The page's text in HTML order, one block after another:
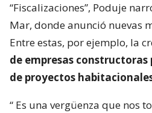
“Fiscalizaciones”, Poduje
Mar, donde anunció nuevas
Entre estas, por ejemplo, la
de empresas
de proyectos
“ Es una vergüenza que nos